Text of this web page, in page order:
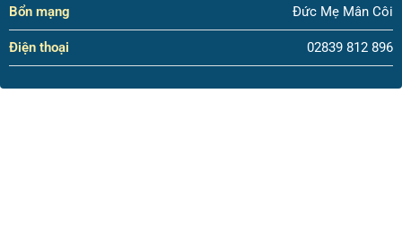
Bổn mạng Đức Mẹ Mân Côi
Điện thoại 02839 812 896